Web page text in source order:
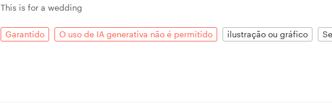
This is for a wedding
Garantido O uso de IA generativa não é permitido ilustração ou gráfico